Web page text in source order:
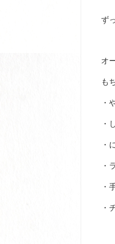
ず
オ
も
・
・
・
・
・
・